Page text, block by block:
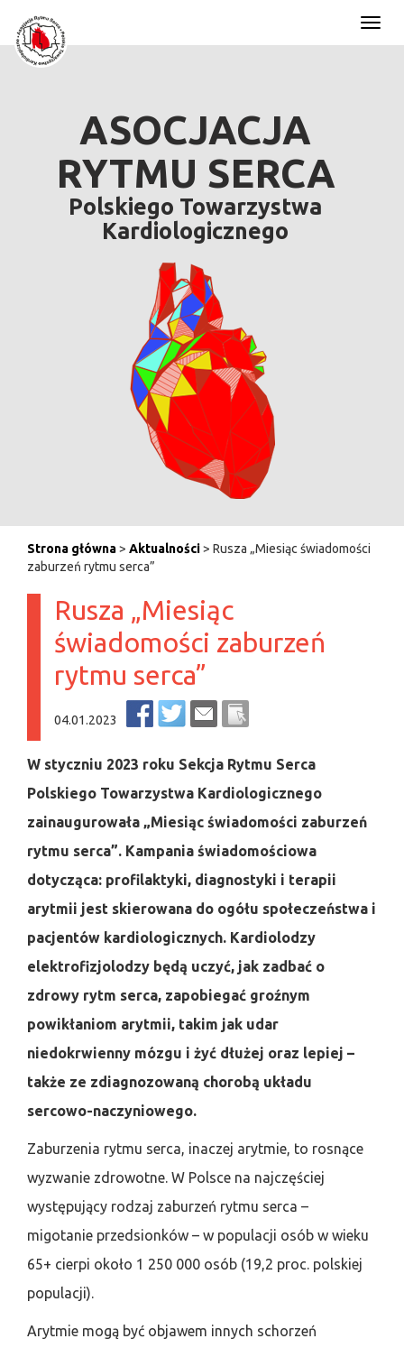
ASOCJACJA
RYTMU SERCA
Polskiego Towarzystwa
Kardiologicznego
Strona główna> Aktualności> Rusza „Miesiąc świadomości
zaburzeń rytmu serca”
Rusza „Miesiąc
świadomości zaburzeń
rytmu serca”
04.01.2023
W styczniu 2023 roku Sekcja Rytmu Serca
Polskiego Towarzystwa Kardiologicznego
zainaugurowała „Miesiąc świadomości zaburzeń
rytmu serca”. Kampania świadomościowa
dotycząca: profilaktyki, diagnostyki i terapii
arytmii jest skierowana do ogółu społeczeństwa i
pacjentów kardiologicznych. Kardiolodzy
elektrofizjolodzy będą uczyć, jak zadbać o
zdrowy rytm serca, zapobiegać groźnym
powikłaniom arytmii, takim jak udar
niedokrwienny mózgu i żyć dłużej oraz lepiej –
także ze zdiagnozowaną chorobą układu
sercowo-naczyniowego.
Zaburzenia rytmu serca, inaczej arytmie, to rosnące
wyzwanie zdrowotne. W Polsce na najczęściej
występujący rodzaj zaburzeń rytmu serca –
migotanie przedsionków – w populacji osób w wieku
65+ cierpi około 1 250 000 osób (19,2 proc. polskiej
populacji).
Arytmie mogą być objawem innych schorzeń